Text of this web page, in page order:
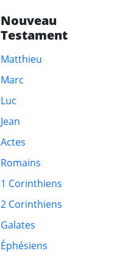
Nouveau
Testament
Matthieu
Marc
Luc
Jean
Actes
Romains
1 Corinthiens
2 Corinthiens
Galates
Éphésiens